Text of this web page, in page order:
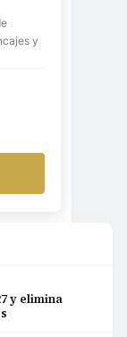
y
y elimina